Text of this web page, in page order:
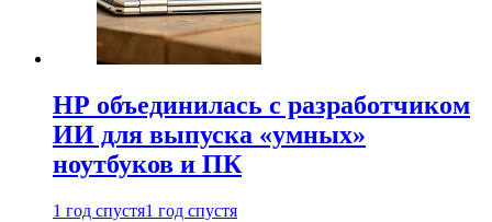
HP объединилась с разработчиком
ИИ для выпуска «умных»
ноутбуков и ПК
1 год спустя1 год спустя